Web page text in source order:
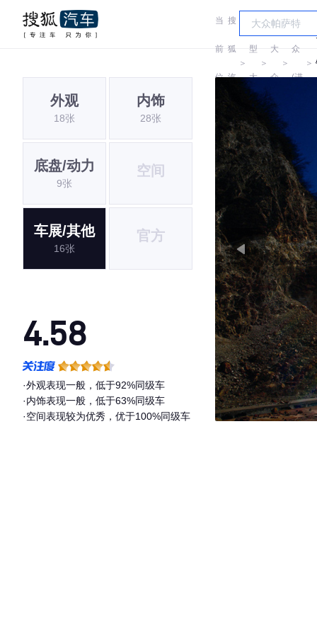
当
前
位
搜
狐
汽
＞
车
型
大
全
＞
大
众
＞
大
众
(进
＞
外观
18张
内饰
28张
底盘/动力
9张
空间
车展/其他
16张
官方
4.58
·外观表现一般，低于92%同级车
·内饰表现一般，低于63%同级车
·空间表现较为优秀，优于100%同级车